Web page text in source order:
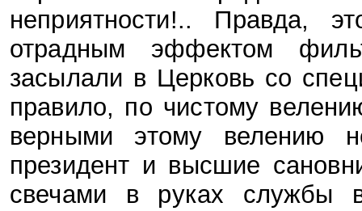
неприятности!.. Правда,
отрадным эффектом
засылали в Церковь со
правило, по чистому
верными этому велению
президент и высшие
свечами в руках службы